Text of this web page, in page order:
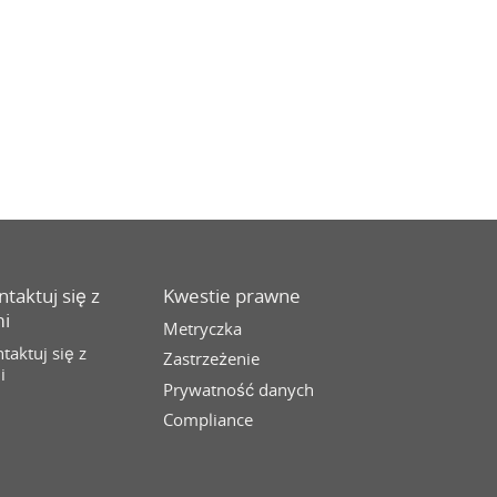
się z
się z
Kwestie prawne
Metryczka
Zastrzeżenie
Prywatność danych
Compliance